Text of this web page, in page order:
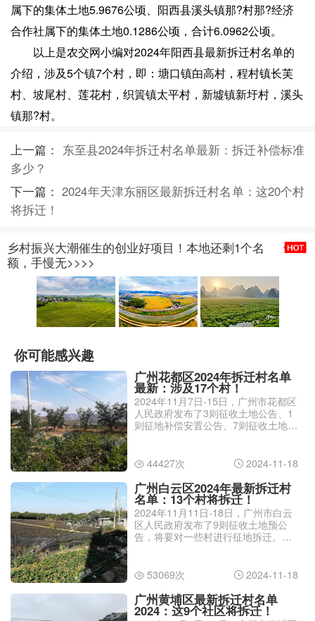
属下的集体土地5.9676公顷、阳西县溪头镇那?村那?经济
合作社属下的集体土地0.1286公顷，合计6.0962公顷。
以上是农交网小编对2024年阳西县最新拆迁村名单的
介绍，涉及5个镇7个村，即：塘口镇甶高村，程村镇长芙
村、坡尾村、莲花村，织篢镇太平村，新墟镇新圩村，溪头
镇那?村。
上一篇： 东至县2024年拆迁村名单最新：拆迁补偿标准
多少？
下一篇： 2024年天津东丽区最新拆迁村名单：这20个村
将拆迁！
乡村振兴大潮催生的创业好项目！本地还剩1个名
额，手慢无>>>>
你可能感兴趣
广州花都区2024年拆迁村名单
最新：涉及17个村！
2024年11月7日-15日，广州市花都区
人民政府发布了3则征收土地公告、1
则征地补偿安置公告、7则征收土地预
 44427次  2024-11-18
广州白云区2024年最新拆迁村
名单：13个村将拆迁！
2024年11月11日-18日，广州市白云
区人民政府发布了9则征收土地预公
告，将要对一些村进行征地拆迁。那
 53069次  2024-11-18
广州黄埔区最新拆迁村名单
2024：这9个社区将拆迁！